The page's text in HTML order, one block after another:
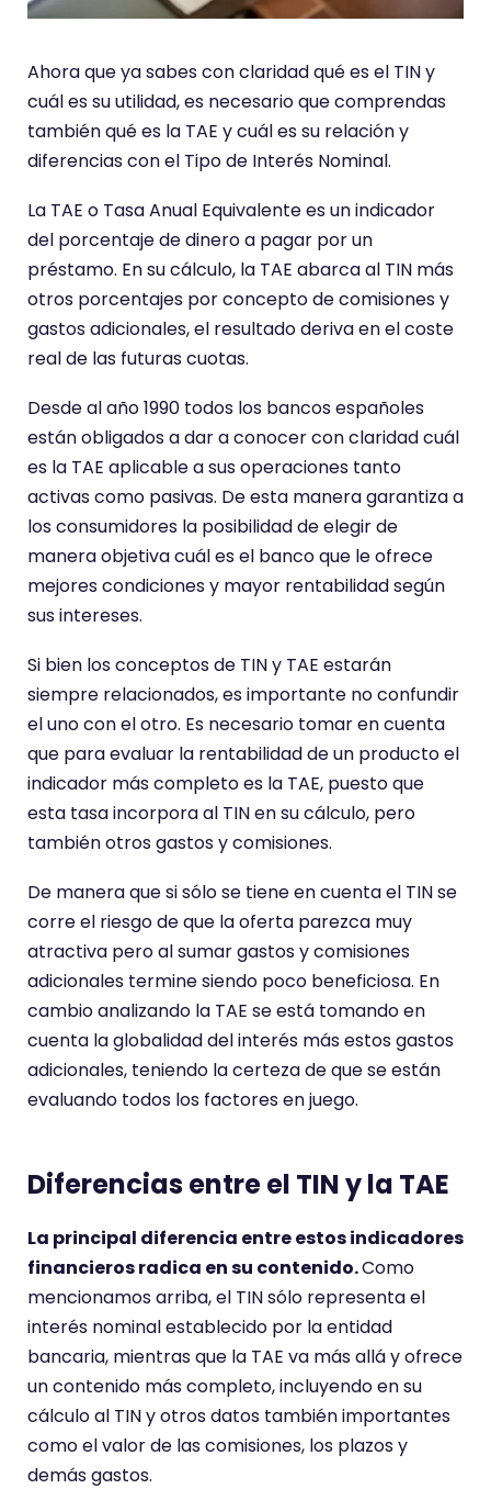
Ahora que ya sabes con claridad qué es el TIN y
cuál es su utilidad, es necesario que comprendas
también qué es la TAE y cuál es su relación y
diferencias con el Tipo de Interés Nominal.
La TAE o Tasa Anual Equivalente es un indicador
del porcentaje de dinero a pagar por un
préstamo. En su cálculo, la TAE abarca al TIN más
otros porcentajes por concepto de comisiones y
gastos adicionales, el resultado deriva en el coste
real de las futuras cuotas.
Desde al año 1990 todos los bancos españoles
están obligados a dar a conocer con claridad cuál
es la TAE aplicable a sus operaciones tanto
activas como pasivas. De esta manera garantiza a
los consumidores la posibilidad de elegir de
manera objetiva cuál es el banco que le ofrece
mejores condiciones y mayor rentabilidad según
sus intereses.
Si bien los conceptos de TIN y TAE estarán
siempre relacionados, es importante no confundir
el uno con el otro. Es necesario tomar en cuenta
que para evaluar la rentabilidad de un producto el
indicador más completo es la TAE, puesto que
esta tasa incorpora al TIN en su cálculo, pero
también otros gastos y comisiones.
De manera que si sólo se tiene en cuenta el TIN se
corre el riesgo de que la oferta parezca muy
atractiva pero al sumar gastos y comisiones
adicionales termine siendo poco beneficiosa. En
cambio analizando la TAE se está tomando en
cuenta la globalidad del interés más estos gastos
adicionales, teniendo la certeza de que se están
evaluando todos los factores en juego.
Diferencias entre el TIN y la TAE
La principal diferencia entre estos indicadores
financieros radica en su contenido.Como
mencionamos arriba, el TIN sólo representa el
interés nominal establecido por la entidad
bancaria, mientras que la TAE va más allá y ofrece
un contenido más completo, incluyendo en su
cálculo al TIN y otros datos también importantes
como el valor de las comisiones, los plazos y
demás gastos.